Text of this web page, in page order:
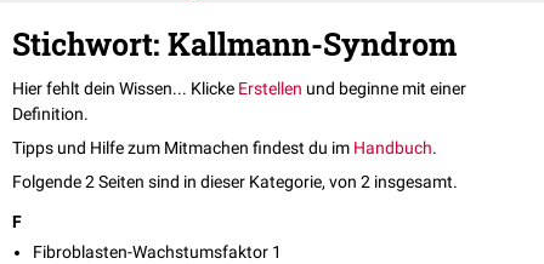
Stichwort: Kallmann-Syndrom
Hier fehlt dein Wissen... Klicke Erstellen und beginne mit einer
Definition.
Tipps und Hilfe zum Mitmachen findest du im Handbuch.
Folgende 2 Seiten sind in dieser Kategorie, von 2 insgesamt.
F
Fibroblasten-Wachstumsfaktor 1